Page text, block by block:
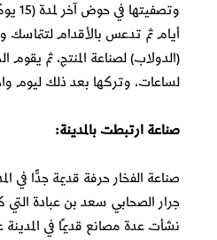
أيام ثم تدعس بالأقدام لتتماسك
(الدولاب) لصناعة المنتج، ثم يقوم
لساعات، وتركها بعد ذلك ليوم
صناعة ارتبطت بالمدينة:
صناعة الفخار حرفة قديمة جدًّا في
جرار الصحابي سعد بن عبادة التي
نشأت عدة مصانع قديمًا في